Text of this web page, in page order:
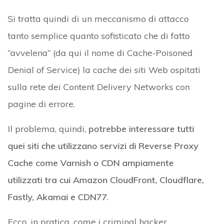
Si tratta quindi di un meccanismo di attacco
tanto semplice quanto sofisticato che di fatto
“avvelena” (da qui il nome di Cache-Poisoned
Denial of Service) la cache dei siti Web ospitati
sulla rete dei Content Delivery Networks con
pagine di errore.
Il problema, quindi, potrebbe interessare tutti
quei siti che utilizzano servizi di Reverse Proxy
Cache come Varnish o CDN ampiamente
utilizzati tra cui Amazon CloudFront, Cloudflare,
Fastly, Akamai e CDN77.